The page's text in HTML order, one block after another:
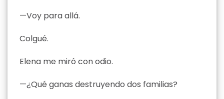
—Voy para allá.
Colgué.
Elena me miró con odio.
—¿Qué ganas destruyendo dos familias?